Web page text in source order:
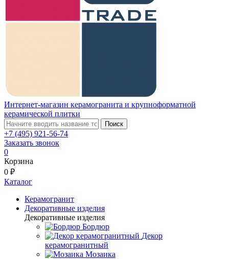
Интернет-магазин керамогранита и крупноформатной
керамической плитки
Поиск
+7 (495) 921-56-74
Заказать звонок
0
Корзина
0 ₽
Каталог
Керамогранит
Декоративные изделия
Декоративные изделия
Бордюр
Декор
керамогранитный
Мозаика